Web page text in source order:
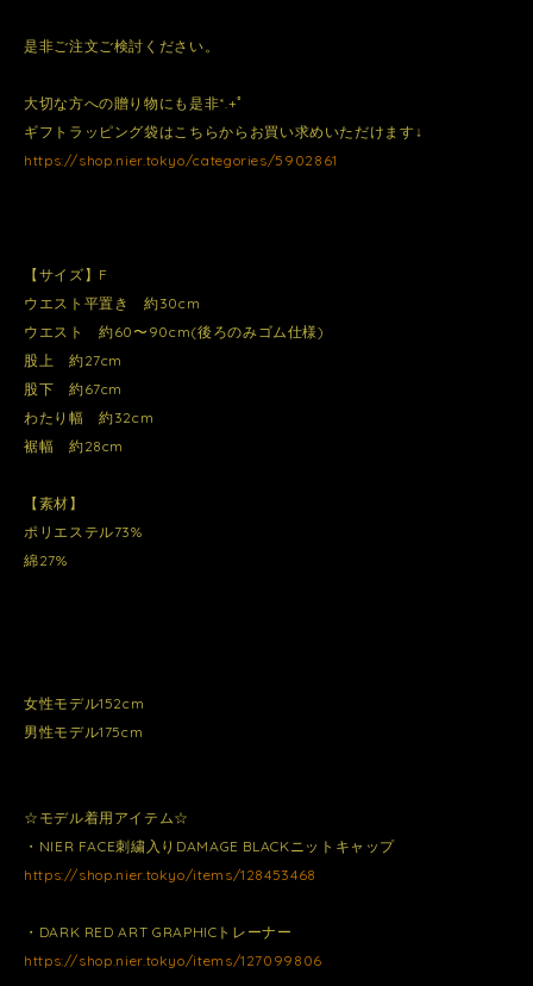
是非ご注文ご検討ください。
大切な方への贈り物にも是非*.+ﾟ
ギフトラッピング袋はこちらからお買い求めいただけます↓
https://shop.nier.tokyo/categories/5902861
【サイズ】F
ウエスト平置き 約30cm
ウエスト 約60〜90cm(後ろのみゴム仕様)
股上 約27cm
股下 約67cm
わたり幅 約32cm
裾幅 約28cm
【素材】
ポリエステル73%
綿27%
女性モデル152cm
男性モデル175cm
☆モデル着用アイテム☆
・NIER FACE刺繍入りDAMAGE BLACKニットキャップ
https://shop.nier.tokyo/items/128453468
・DARK RED ART GRAPHICトレーナー
https://shop.nier.tokyo/items/127099806